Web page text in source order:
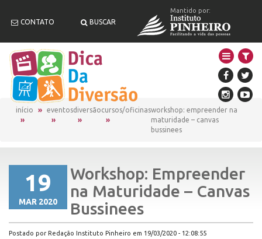
CONTATO BUSCAR
Mantido por:
início eventosdiversãocursos/oficinasworkshop: empreender na
maturidade – canvas
bussinees
19
MAR 2020
Workshop: Empreender
na Maturidade – Canvas
Bussinees
Postado por Redação Instituto Pinheiro em 19/03/2020 - 12:08:55